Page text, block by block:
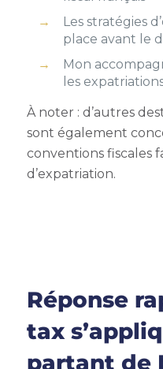
Les stratégies
place avant le
Mon
les
À noter : d’autres
sont également
conventions fiscales
d’expatriation.
Réponse
tax
partant de